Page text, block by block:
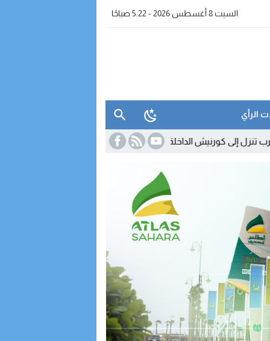
السبت 8 أغسطس 2026 - 5:22 صباحًا
الرأي
الداخلة لتقريب عروضها وخدماتها من الزبناء